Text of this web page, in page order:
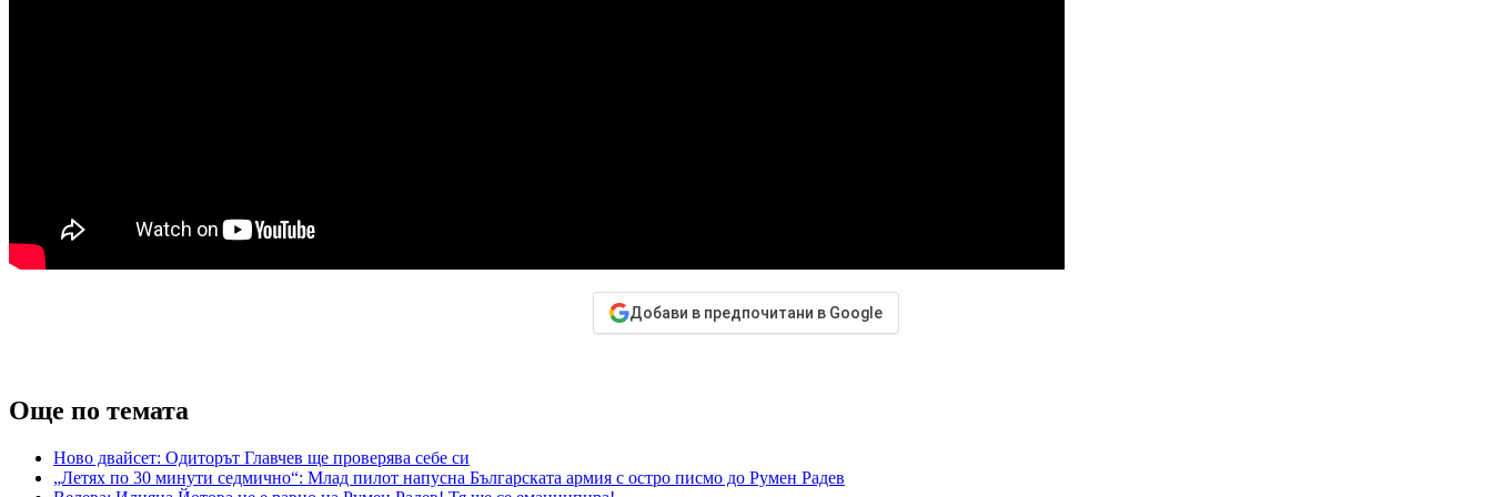
Добави в предпочитани в Google
Още по темата
Ново двайсет: Одиторът Главчев ще проверява себе си
„Летях по 30 минути седмично“: Млад пилот напусна Българската армия с остро писмо до Румен Радев